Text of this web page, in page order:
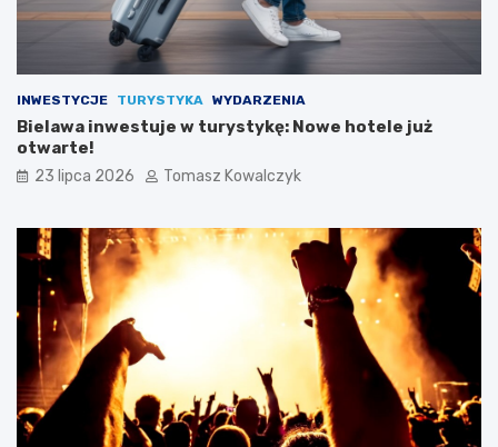
INWESTYCJE TURYSTYKA WYDARZENIA
Bielawa inwestuje w turystykę: Nowe hotele już
otwarte!
23 lipca 2026 Tomasz Kowalczyk